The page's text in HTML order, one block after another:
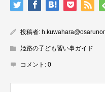
投稿者:
姫路の子ども習い事ガイド
コメント: 0